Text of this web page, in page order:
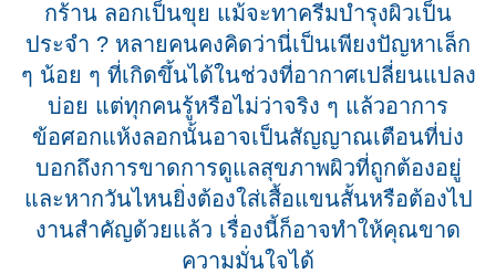
กร้าน ลอกเป็นขุย แม้จะทาครีมบำรุงผิวเป็น
ประจำ ? หลายคนคงคิดว่านี่เป็นเพียงปัญหาเล็ก
ๆ น้อย ๆ ที่เกิดขึ้นได้ในช่วงที่อากาศเปลี่ยนแปลง
บ่อย แต่ทุกคนรู้หรือไม่ว่าจริง ๆ แล้วอาการ
ข้อศอกแห้งลอกนั้นอาจเป็นสัญญาณเตือนที่บ่ง
บอกถึงการขาดการดูแลสุขภาพผิวที่ถูกต้องอยู่
และหากวันไหนยิ่งต้องใส่เสื้อแขนสั้นหรือต้องไป
งานสำคัญด้วยแล้ว เรื่องนี้ก็อาจทำให้คุณขาด
ความมั่นใจได้